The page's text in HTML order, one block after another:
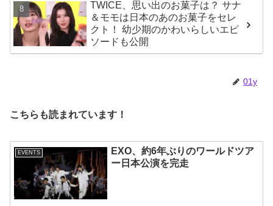
これを紹介
TWICE、思い出のお菓子は？ サナ
＆モモは日本のあのお菓子をセレ
クト！ 幼少期のかわいらしいエピ
ソードも公開
01y
こちらも読まれています！
EVENTS
EXO、約6年ぶりのワールドツア
ー日本公演を完走